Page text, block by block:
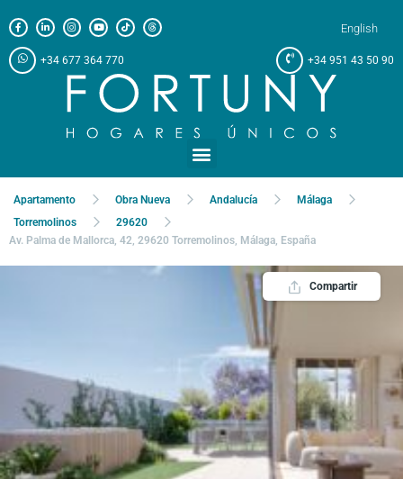
English
+34 677 364 770 +34 951 43 50 90
Apartamento Obra Nueva Andalucía
Málaga
Torremolinos
29620
Av. Palma de Mallorca, 42, 29620 Torremolinos, Málaga, España
Compartir